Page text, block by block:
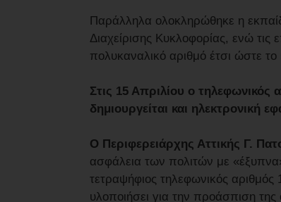
Παράλληλα ολοκληρώθηκε η
Διαχείρισης Κυκλοφορίας, ενώ τις
πολυκαναλικό αριθμό έτσι ώστε
Στις 15 Απριλίου ο
δημιουργείται και ηλεκτρονική
Ο Περιφερειάρχης Αττικής Γ.
ασφάλεια των πολιτών με
τετραψήφιος τηλεφωνικός
υλοποιήσει για την προάσπιση